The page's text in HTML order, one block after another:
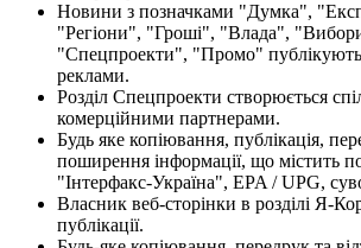
Новини з позначками "Думка",
"Регіони", "Гроші", "Влада",
"Спецпроекти", "Промо"
реклами.
Розділ Спецпроекти створюється
комерційними партнерами.
Будь яке копіювання, публікація,
поширення інформації, що містить
"Інтерфакс-Україна", EPA / UPG,
Власник веб-сторінки в розділі Я-
публікації.